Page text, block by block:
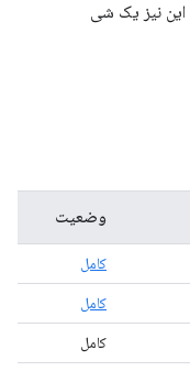
وضعیت
کامل
کامل
کامل